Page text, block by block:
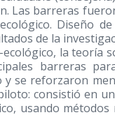
Las barreras
Diseño
de la
la teoría
barreras
se reforzaron
consistió en
usando métodos